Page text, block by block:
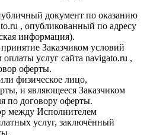
документ по оказанию
, опубликованный по адресу
информация).
Заказчиком условий
услуг сайта navigato.ru ,
оферты.
физическое лицо,
и являющееся Заказчиком
по договору оферты.
между Исполнителем
услуг, заключённый